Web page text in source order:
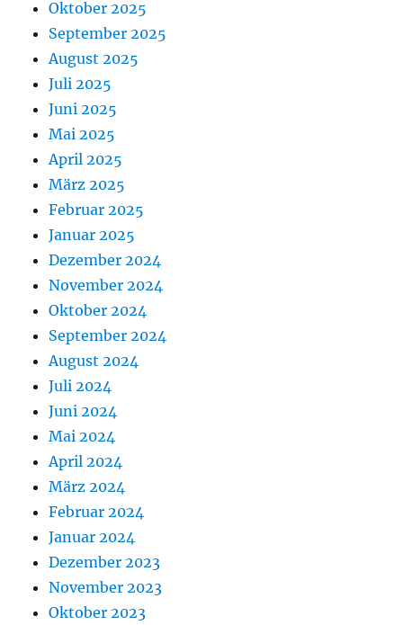
Oktober 2025
September 2025
August 2025
Juli 2025
Juni 2025
Mai 2025
April 2025
März 2025
Februar 2025
Januar 2025
Dezember 2024
November 2024
Oktober 2024
September 2024
August 2024
Juli 2024
Juni 2024
Mai 2024
April 2024
März 2024
Februar 2024
Januar 2024
Dezember 2023
November 2023
Oktober 2023